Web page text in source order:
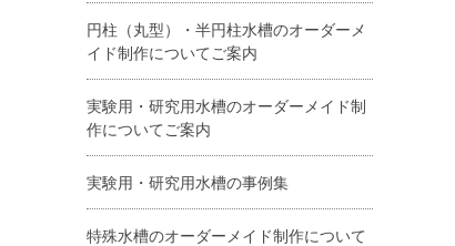
円柱（丸型）・半円柱水槽のオーダーメ
イド制作についてご案内
実験用・研究用水槽のオーダーメイド制
作についてご案内
実験用・研究用水槽の事例集
特殊水槽のオーダーメイド制作について